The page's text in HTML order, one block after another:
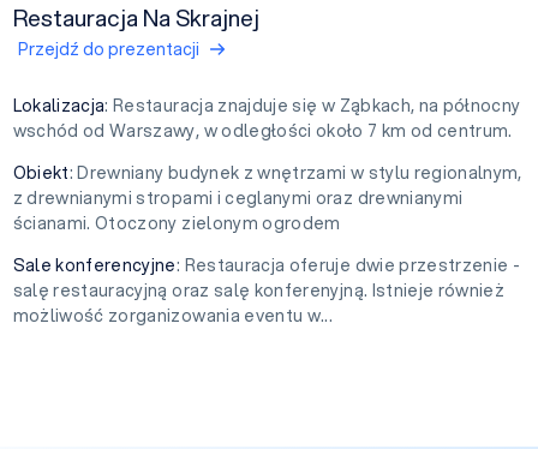
Restauracja Na Skrajnej
Przejdź do prezentacji
Lokalizacja: Restauracja znajduje się w Ząbkach, na północny
wschód od Warszawy, w odległości około 7 km od centrum.
Obiekt: Drewniany budynek z wnętrzami w stylu regionalnym,
z drewnianymi stropami i ceglanymi oraz drewnianymi
ścianami. Otoczony zielonym ogrodem
Sale konferencyjne: Restauracja oferuje dwie przestrzenie -
salę restauracyjną oraz salę konferenyjną. Istnieje również
możliwość zorganizowania eventu w...